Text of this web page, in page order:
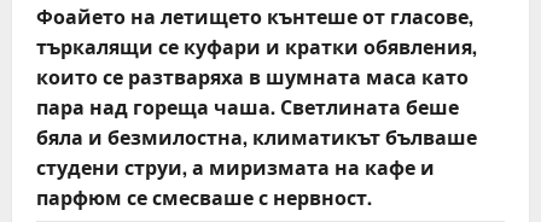
Фоайето на летището кънтеше от гласове,
търкалящи се куфари и кратки обявления,
които се разтваряха в шумната маса като
пара над гореща чаша. Светлината беше
бяла и безмилостна, климатикът бълваше
студени струи, а миризмата на кафе и
парфюм се смесваше с нервност.